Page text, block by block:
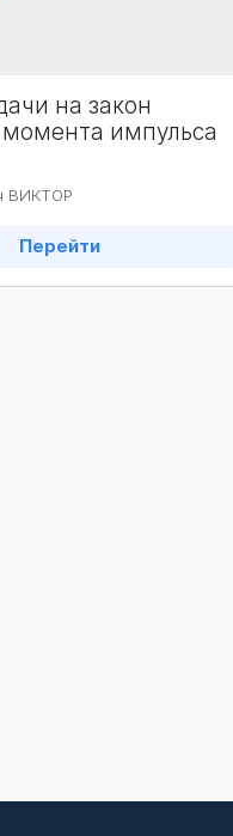
на закон
импульса
ВИКТОР
Перейти